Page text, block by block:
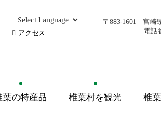
アクセス
〒883-1601 宮崎
電話
葉の特産品 椎葉村を観光 椎